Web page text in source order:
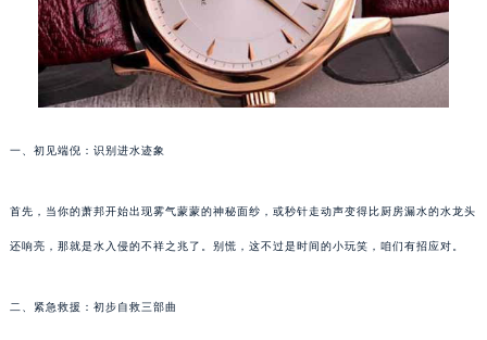
一、初见端倪：识别进水迹象
首先，当你的萧邦开始出现雾气蒙蒙的神秘面纱，或秒针走动声变得比厨房漏水的水龙头
还响亮，那就是水入侵的不祥之兆了。别慌，这不过是时间的小玩笑，咱们有招应对。
二、紧急救援：初步自救三部曲